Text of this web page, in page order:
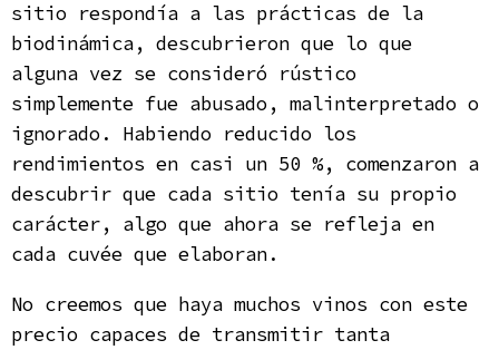
sitio respondía a las prácticas de la
biodinámica, descubrieron que lo que
alguna vez se consideró rústico
simplemente fue abusado, malinterpretado o
ignorado. Habiendo reducido los
rendimientos en casi un 50 %, comenzaron a
descubrir que cada sitio tenía su propio
carácter, algo que ahora se refleja en
cada cuvée que elaboran.
No creemos que haya muchos vinos con este
precio capaces de transmitir tanta